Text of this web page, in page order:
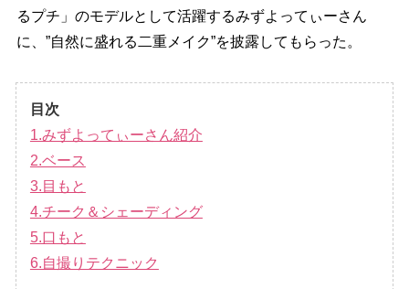
るプチ」のモデルとして活躍するみずよってぃーさん
に、”自然に盛れる二重メイク”を披露してもらった。
目次
1.みずよってぃーさん紹介
2.ベース
3.目もと
4.チーク＆シェーディング
5.口もと
6.自撮りテクニック